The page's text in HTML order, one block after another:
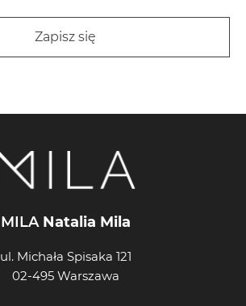
MILANatalia Mila
ul. Michała Spisaka 121
02-495 Warszawa